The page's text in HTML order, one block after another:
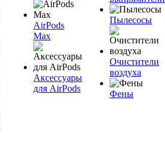
AirPods
Max
Аксессуары
для AirPods
Пылесосы
Очистители
воздуха
Фены